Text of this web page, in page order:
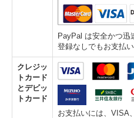
PayPal は安全かつ迅
登録なしでもお支払い
クレジッ
トカード
とデビッ
トカード
お支払いには、VISA